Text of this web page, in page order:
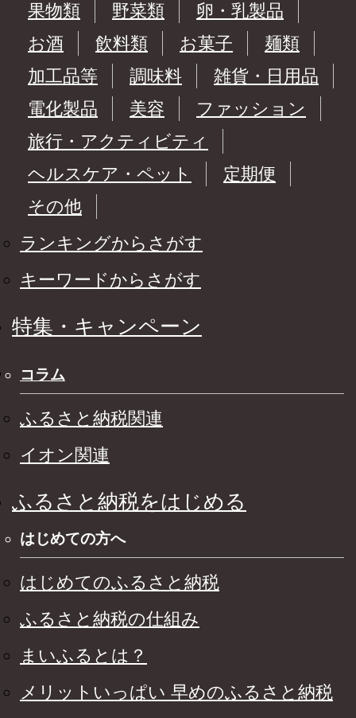
果物類
野菜類
卵・乳製品
お酒
飲料類 お菓子
麺類
加工品等
調味料
雑貨・日用品
電化製品
美容
ファッション
旅行・アクティビティ
ヘルスケア・ペット
定期便
その他
ランキングからさがす
キーワードからさがす
特集・キャンペーン
コラム
ふるさと納税関連
イオン関連
ふるさと納税をはじめる
はじめての方へ
はじめてのふるさと納税
ふるさと納税の仕組み
まいふるとは？
メリットいっぱい 早めのふるさと納税